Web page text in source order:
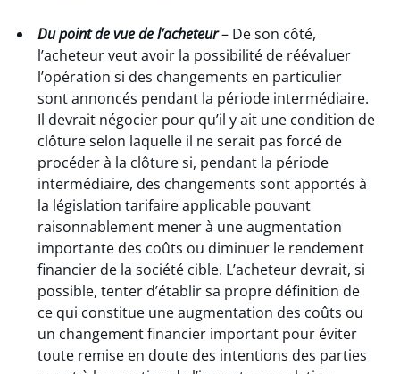
Du point de vue de l’acheteur– De son côté,
l’acheteur veut avoir la possibilité de réévaluer
l’opération si des changements en particulier
sont annoncés pendant la période intermédiaire.
Il devrait négocier pour qu’il y ait une condition de
clôture selon laquelle il ne serait pas forcé de
procéder à la clôture si, pendant la période
intermédiaire, des changements sont apportés à
la législation tarifaire applicable pouvant
raisonnablement mener à une augmentation
importante des coûts ou diminuer le rendement
financier de la société cible. L’acheteur devrait, si
possible, tenter d’établir sa propre définition de
ce qui constitue une augmentation des coûts ou
un changement financier important pour éviter
toute remise en doute des intentions des parties